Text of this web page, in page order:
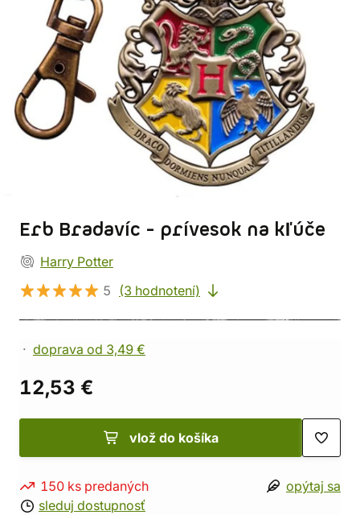
Erb Bradavíc - prívesok na kľúče
Harry Potter
5
(3 hodnotení)
doprava od 3,49 €
12,53 €
vlož do košíka
150 ks predaných
sleduj dostupnosť
opýtaj sa